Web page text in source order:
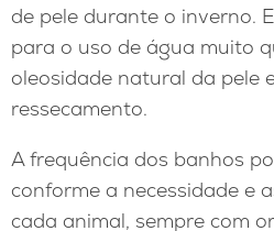
de pele durante o inverno.
para o uso de água muito
oleosidade natural da pele
ressecamento.
A frequência dos banhos
conforme a necessidade e
cada animal, sempre com